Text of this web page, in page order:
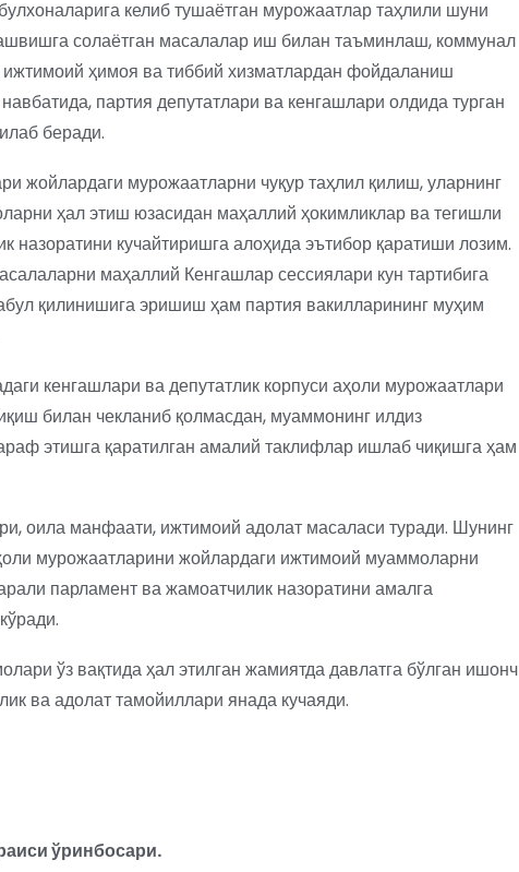
келиб тушаётган мурожаатлар таҳлили шуни
солаётган масалалар иш билан таъминлаш, коммунал
ҳимоя ва тиббий хизматлардан фойдаланиш
партия депутатлари ва кенгашлари олдида турган
беради.
жойлардаги мурожаатларни чуқур таҳлил қилиш, уларнинг
ҳал этиш юзасидан маҳаллий ҳокимликлар ва тегишли
назоратини кучайтиришга алоҳида эътибор қаратиши лозим.
маҳаллий Кенгашлар сессиялари кун тартибига
қилинишига эришиш ҳам партия вакилларининг муҳим
кенгашлари ва депутатлик корпуси аҳоли мурожаатлари
билан чекланиб қолмасдан, муаммонинг илдиз
этишга қаратилган амалий таклифлар ишлаб чиқишга ҳам
оила манфаати, ижтимоий адолат масаласи туради. Шунинг
мурожаатларини жойлардаги ижтимоий муаммоларни
парламент ва жамоатчилик назоратини амалга
ўз вақтида ҳал этилган жамиятда давлатга бўлган ишонч
ва адолат тамойиллари янада кучаяди.
ўринбосари.